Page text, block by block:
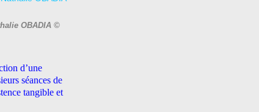
OBADIA ©
d’une
séances de
tangible et